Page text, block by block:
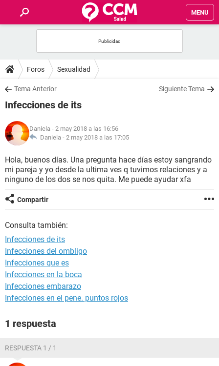
MENU
FOROS
SALUD
NUTRICIÓN
BIENESTAR
Foros Sexualidad
Tema Anterior Siguiente Tema
Infecciones de its
Daniela - 2 may 2018 a las 16:56
Daniela - 2 may 2018 a las 17:05
Hola, buenos días. Una pregunta hace días estoy sangrando
mi pareja y yo desde la ultima ves q tuvimos relaciones y a
ninguno de los dos se nos quita. Me puede ayudar xfa
Compartir
Consulta también:
Infecciones de its
Infecciones del ombligo
Infecciones que es
Infecciones en la boca
Infecciones embarazo
Infecciones en el pene. puntos rojos
1 respuesta
RESPUESTA 1 / 1